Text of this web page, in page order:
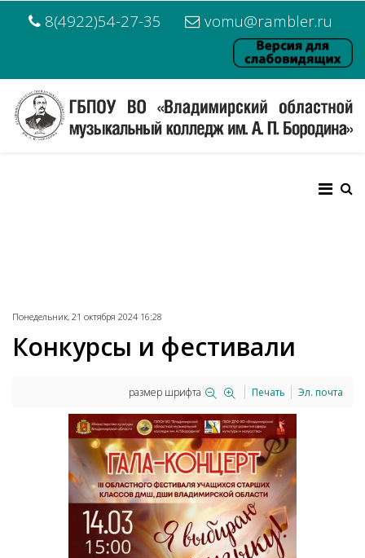
8(4922)54-27-35 vomu@rambler.ru
Понедельник, 21 октября 2024 16:28
Конкурсы и фестивали
размер шрифта Печать Эл. почта